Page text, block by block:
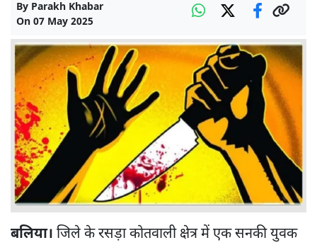
By Parakh Khabar
On 07 May 2025
बलिया। जिले के रसड़ा कोतवाली क्षेत्र में एक सनकी युवक